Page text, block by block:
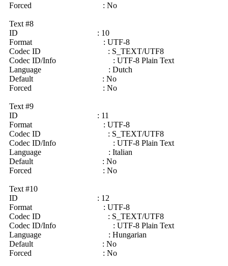
Forced : No
Text #8
ID : 10
Format : UTF-8
Codec ID : S_TEXT/UTF8
Codec ID/Info : UTF-8 Plain Text
Language : Dutch
Default : No
Forced : No
Text #9
ID : 11
Format : UTF-8
Codec ID : S_TEXT/UTF8
Codec ID/Info : UTF-8 Plain Text
Language : Italian
Default : No
Forced : No
Text #10
ID : 12
Format : UTF-8
Codec ID : S_TEXT/UTF8
Codec ID/Info : UTF-8 Plain Text
Language : Hungarian
Default : No
Forced : No